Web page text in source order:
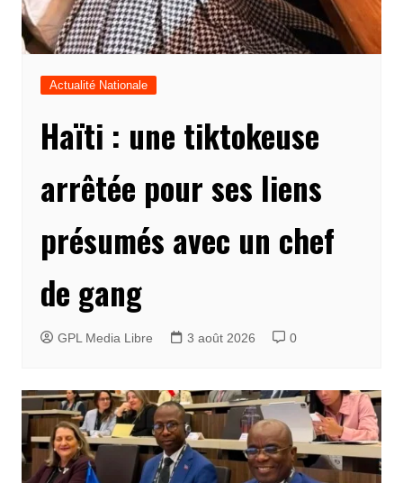
Actualité Nationale
Haïti : une tiktokeuse
arrêtée pour ses liens
présumés avec un chef
de gang
GPL Media Libre 3 août 2026 0